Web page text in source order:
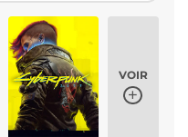
VOIR